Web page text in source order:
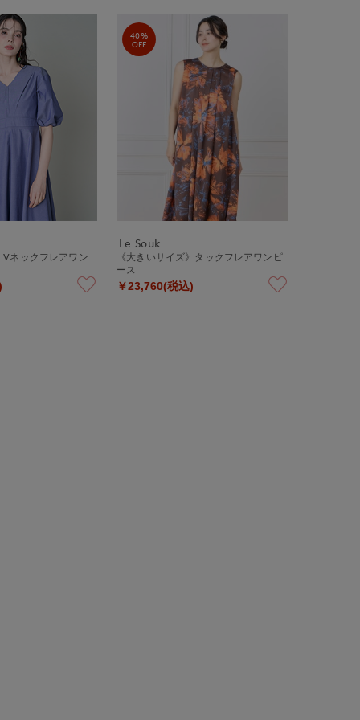
Vネックフレアワン
40%
OFF
Le Souk
《大きいサイズ》タックフレアワンピ
ース
￥23,760(税込)